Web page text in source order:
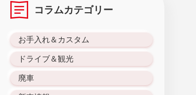
コラムカテゴリー
お手入れ＆カスタム
ドライブ＆観光
廃車